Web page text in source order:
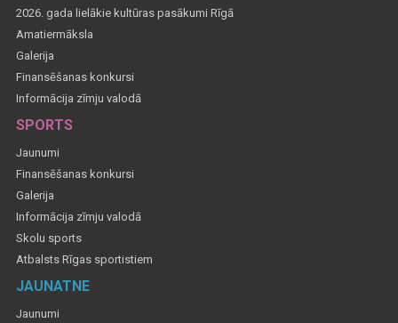
2026. gada lielākie kultūras pasākumi Rīgā
Amatiermāksla
Galerija
Finansēšanas konkursi
Informācija zīmju valodā
SPORTS
Jaunumi
Finansēšanas konkursi
Galerija
Informācija zīmju valodā
Skolu sports
Atbalsts Rīgas sportistiem
JAUNATNE
Jaunumi